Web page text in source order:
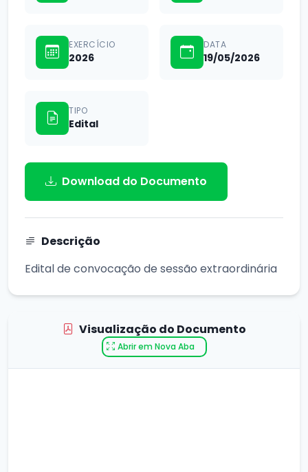
EXERCÍCIO
2026
DATA
19/05/2026
TIPO
Edital
Download do Documento
Descrição
Edital de convocação de sessão extraordinária
Visualização do Documento
Abrir em Nova Aba